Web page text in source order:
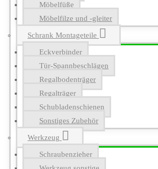
Möbelfüße
Möbelfilze und -gleiter
Schrank Montageteile
Eckverbinder
Tür-Spannbeschlägen
Regalbodenträger
Regalträger
Schubladenschienen
Sonstiges Zubehör
Werkzeug
Schraubenzieher